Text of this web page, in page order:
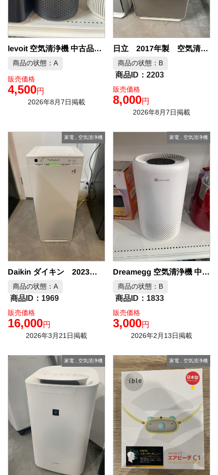
levoit 空気清浄機 中古品販売
商品の状態：A
販売価格
4,500円
2026年8月7日掲載
日立 2017年製 空気清浄機 中古品販売
商品の状態：B
2203
販売価格
8,000円
2026年8月7日掲載
家電, 空気清浄機
Daikin ダイキン 2023年製 空気清浄機 中古品販売
商品の状態：A
1969
販売価格
16,000円
2026年3月21日掲載
家電 空気清浄機
Dreamegg 空気清浄機 中古品販売
商品の状態：B
1833
販売価格
3,000円
2026年2月13日掲載
家電, 空気清浄機 家電 空気清浄機